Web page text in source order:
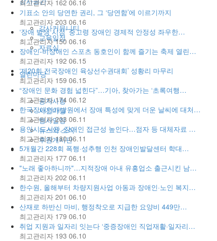
강사커뮤니티
교육일정
자료실
열린마당
공지사항
사진마당
행사일정
뉴스와 소식
후원게시판
최고관리자 162 06.16
기표소 안의 당연한 권리, 그 ‘당연함’에 이르기까지
최고관리자 203 06.16
‘장애 발생 시점’ 중고령 장애인 경제적 안정성 좌우한…
최고관리자 150 06.16
장애인-비장애인 스포츠 동호인이 함께 즐기는 축제 열린…
최고관리자 192 06.15
‘제20회 전국장애인 육상선수권대회’ 성황리 마무리
최고관리자 159 06.15
“장애인 문화 경험 넓힌다”…기아, 찾아가는 ‘초록여행…
최고관리자 174 06.12
한국장애인개발원에서 장애 특성에 맞게 더운 날씨에 대처…
최고관리자 203 06.11
용인시도서관, 장애인 접근성 높인다…점자 등 대체자료 …
최고관리자 180 06.11
5개월간 228회 폭행·성추행 인천 장애인발달센터 학대…
최고관리자 177 06.11
"노래 좋아하니까"…지적장애 아내 유흥업소 출근시킨 남…
최고관리자 202 06.11
한수원, 올해부터 차량지원사업 아동과 장애인·노인 복지…
최고관리자 201 06.10
산재로 하반신 마비, 행정착오로 지급한 요양비 449만…
최고관리자 179 06.10
취업 지원과 일자리 잇는다 ‘중증장애인 직업재활·일자리…
최고관리자 193 06.10